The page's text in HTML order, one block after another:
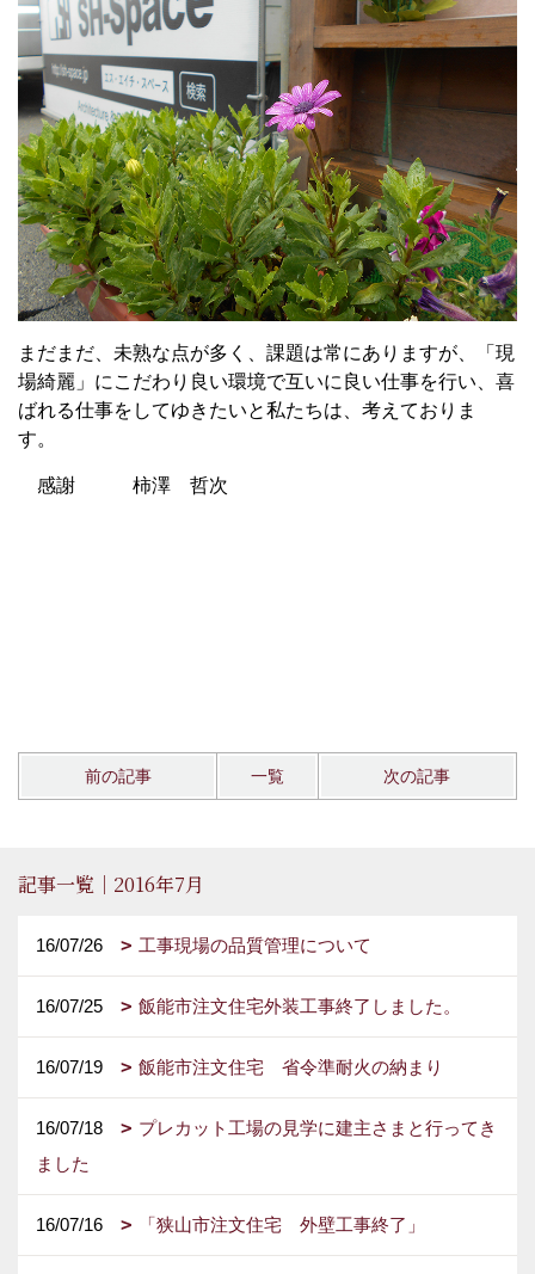
まだまだ、未熟な点が多く、課題は常にありますが、「現
場綺麗」にこだわり良い環境で互いに良い仕事を行い、喜
ばれる仕事をしてゆきたいと私たちは、考えておりま
す。
感謝 柿澤 哲次
前の記事 一覧 次の記事
記事一覧｜2016年7月
16/07/26 工事現場の品質管理について
16/07/25 飯能市注文住宅外装工事終了しました。
16/07/19 飯能市注文住宅 省令準耐火の納まり
16/07/18
プレカット工場の見学に建主さまと行ってき
ました
16/07/16 「狭山市注文住宅 外壁工事終了」